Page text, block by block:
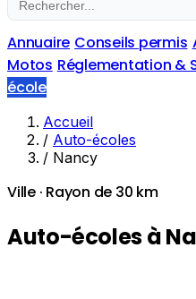
Annuaire Conseils permis
Motos Réglementation &
école
Accueil
/ Auto-écoles
/ Nancy
Ville · Rayon de 30 km
Auto-écoles à